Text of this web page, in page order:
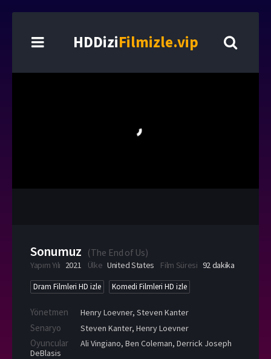
HDDiziFilmizle.vip
Sonumuz (The End of Us)
Yapım Yılı 2021 Ülke United States Film Süresi 92 dakika
Dram Filmleri HD izle Komedi Filmleri HD izle
Yönetmen Henry Loevner, Steven Kanter
Senaryo Steven Kanter, Henry Loevner
Oyuncular Ali Vingiano, Ben Coleman, Derrick Joseph
DeBlasis